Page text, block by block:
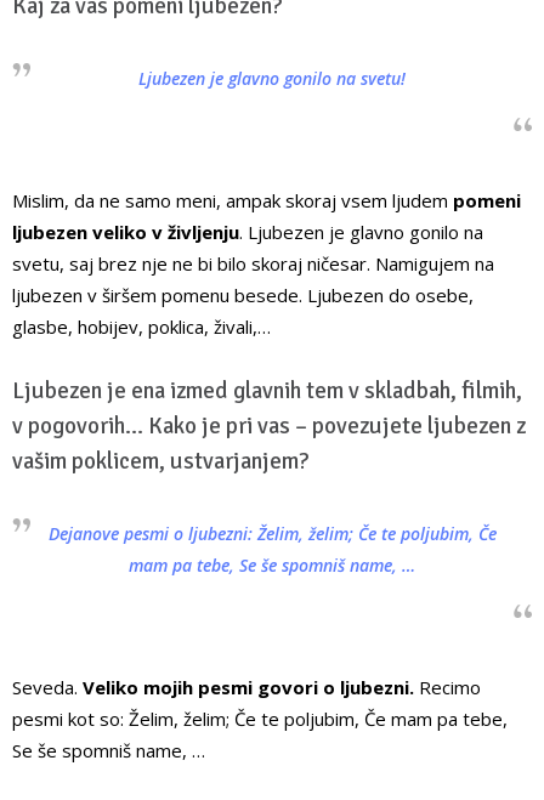
Kaj za vas pomeni ljubezen?
Ljubezen je glavno gonilo na svetu!
Mislim, da ne samo meni, ampak skoraj vsem ljudem pomeni
ljubezen veliko v življenju. Ljubezen je glavno gonilo na
svetu, saj brez nje ne bi bilo skoraj ničesar. Namigujem na
ljubezen v širšem pomenu besede. Ljubezen do osebe,
glasbe, hobijev, poklica, živali,…
Ljubezen je ena izmed glavnih tem v skladbah, filmih,
v pogovorih… Kako je pri vas – povezujete ljubezen z
vašim poklicem, ustvarjanjem?
Dejanove pesmi o ljubezni: Želim, želim; Če te poljubim, Če
mam pa tebe, Se še spomniš name, …
Seveda. Veliko mojih pesmi govori o ljubezni. Recimo
pesmi kot so: Želim, želim; Če te poljubim, Če mam pa tebe,
Se še spomniš name, …